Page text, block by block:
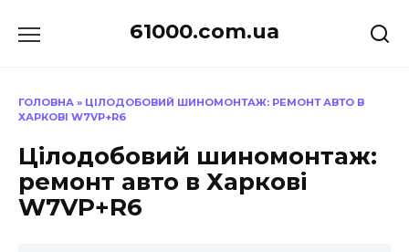
до
61000.com.ua
ГОЛОВНА » ЦІЛОДОБОВИЙ ШИНОМОНТАЖ: РЕМОНТ АВТО В
ХАРКОВІ W7VP+R6
Цілодобовий шиномонтаж:
ремонт авто в Харкові
W7VP+R6